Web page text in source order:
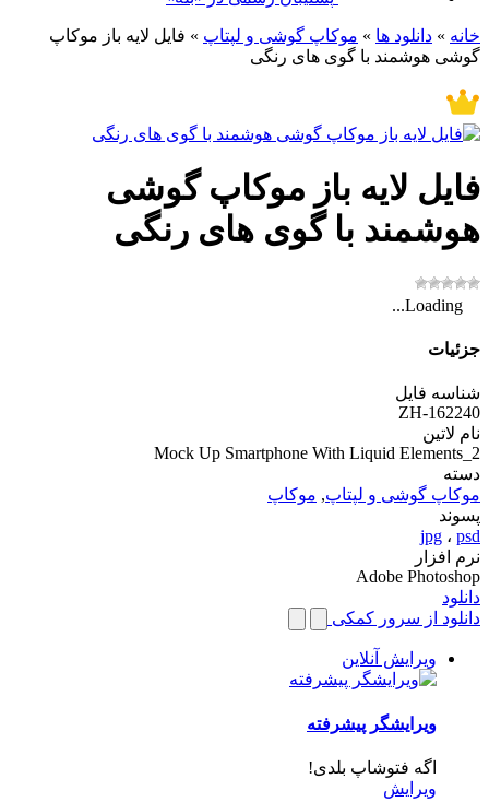
خانه » دانلود ها » موکاپ گوشی و لپتاپ » فایل لایه باز موکاپ
گوشی هوشمند با گوی های رنگی
فایل لایه باز موکاپ گوشی
هوشمند با گوی های رنگی
Loading...
جزئیات
شناسه فایل
ZH-162240
نام لاتین
Mock Up Smartphone With Liquid Elements_2
دسته
موکاپ گوشی و لپتاپ, موکاپ
پسوند
jpg ، psd
نرم افزار
Adobe Photoshop
دانلود
دانلود از سرور کمکی
ویرایش آنلاین
ویرایشگر پیشرفته
اگه فتوشاپ بلدی!
ویرایش